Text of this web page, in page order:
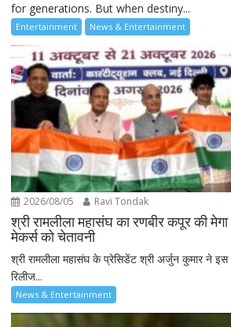
for generations. But when destiny...
Entertainment News & Entertainment
2026/08/05 Ravi Tondak
श्री रामलीला महासंघ का रणबीर कपूर की
मेकर्स को चेतावनी
श्री रामलीला महासंघ के प्रेसिडेंट श्री अर्जुन कुमार ने इस
रिलीज...
News & Entertainment